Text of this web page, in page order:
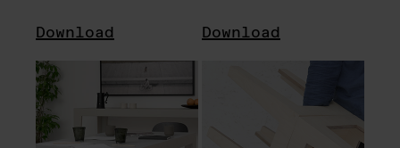
Download Download